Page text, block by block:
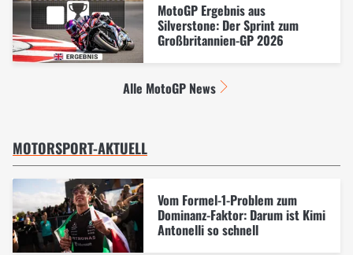
MotoGP Ergebnis aus
Silverstone: Der Sprint zum
Großbritannien-GP 2026
Alle MotoGP News
MOTORSPORT-AKTUELL
Vom Formel-1-Problem zum
Dominanz-Faktor: Darum ist Kimi
Antonelli so schnell